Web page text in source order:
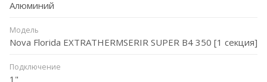
Алюминий
Модель
Nova Florida EXTRATHERMSERIR SUPER B4 350 [1 секция]
Подключение
1"